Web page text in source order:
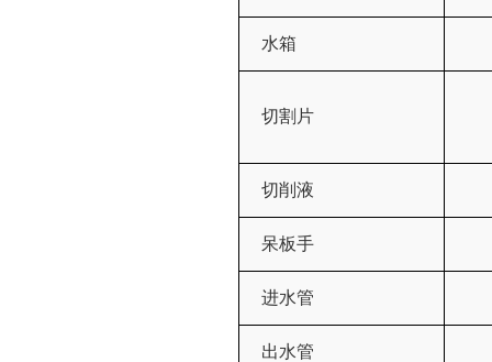
水箱
切割片
切削液
呆板手
进水管
出水管